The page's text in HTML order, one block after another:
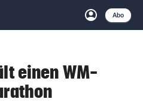
account_circle
Anmelden
Abo
close Schließen
einen WM-